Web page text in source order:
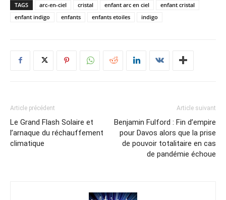
TAGS arc-en-ciel cristal enfant arc en ciel
enfant cristal
enfant indigo
enfants enfants etoiles indigo
Article précédent
Le Grand Flash Solaire et
l’arnaque du réchauffement
climatique
Article suivant
Benjamin Fulford : Fin d’empire
pour Davos alors que la prise
de pouvoir totalitaire en cas
de pandémie échoue